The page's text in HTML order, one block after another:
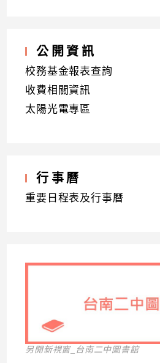
公開資訊
校務基金報表查詢
收費相關資訊
太陽光電專區
行事曆
重要日程表及行事曆
另開新視窗_台南二中圖書館